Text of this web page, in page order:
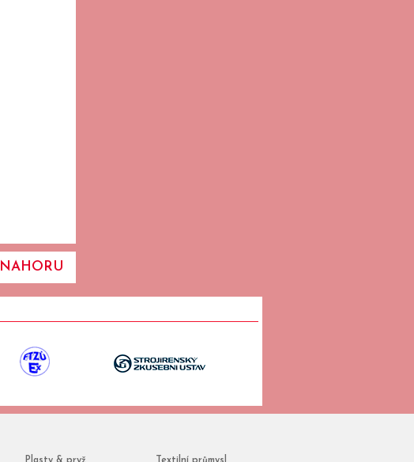
NAHORU
Plasty & pryž Textilní průmysl